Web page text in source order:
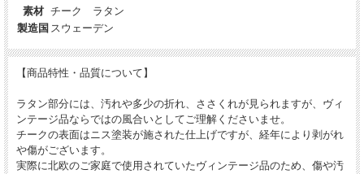
素材 チーク ラタン
製造国 スウェーデン
【商品特性・品質について】
ラタン部分には、汚れや多少の折れ、ささくれが見られますが、ヴィ
ンテージ品ならではの風合いとしてご理解くださいませ。
チークの表面はニス塗装が施された仕上げですが、経年により剥がれ
や傷がございます。
実際に北欧のご家庭で使用されていたヴィンテージ品のため、傷や汚